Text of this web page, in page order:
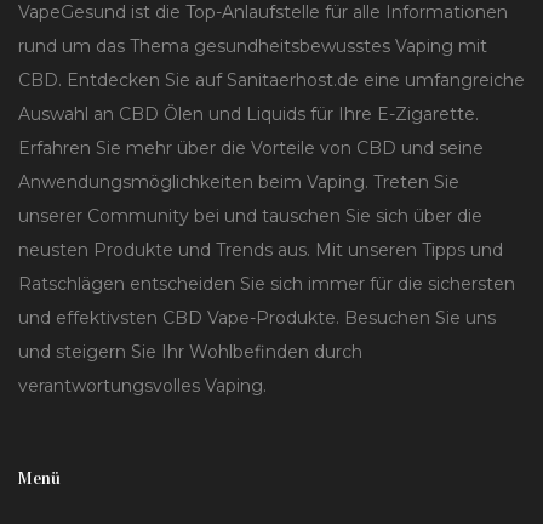
VapeGesund ist die Top-Anlaufstelle für alle Informationen
rund um das Thema gesundheitsbewusstes Vaping mit
CBD. Entdecken Sie auf Sanitaerhost.de eine umfangreiche
Auswahl an CBD Ölen und Liquids für Ihre E-Zigarette.
Erfahren Sie mehr über die Vorteile von CBD und seine
Anwendungsmöglichkeiten beim Vaping. Treten Sie
unserer Community bei und tauschen Sie sich über die
neusten Produkte und Trends aus. Mit unseren Tipps und
Ratschlägen entscheiden Sie sich immer für die sichersten
und effektivsten CBD Vape-Produkte. Besuchen Sie uns
und steigern Sie Ihr Wohlbefinden durch
verantwortungsvolles Vaping.
Menü